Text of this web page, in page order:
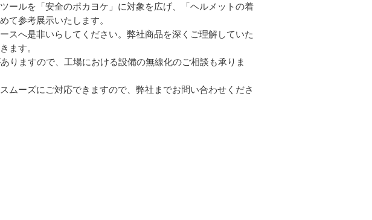
ルを「安全のポカヨケ」に対象を広げ、「ヘルメットの着
て参考展示いたします。
へ是非いらしてください。弊社商品を深くご理解していた
ます。
ますので、工場における設備の無線化のご相談も承りま
ーズにご対応できますので、弊社までお問い合わせくださ